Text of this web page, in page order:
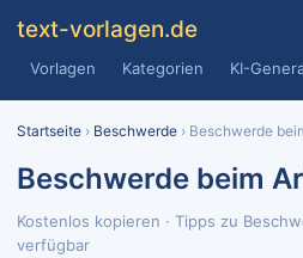
text-vorlagen.de
Vorlagen Kategorien KI-
Startseite › Beschwerde › Beschwerde
Beschwerde beim
Kostenlos kopieren · Tipps zu
verfügbar